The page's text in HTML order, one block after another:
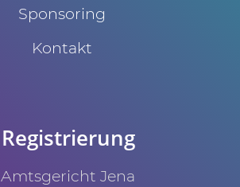
Sponsoring
Kontakt
Registrierung
Amtsgericht Jena